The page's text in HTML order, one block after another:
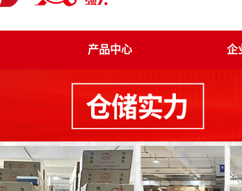
产品中心 企